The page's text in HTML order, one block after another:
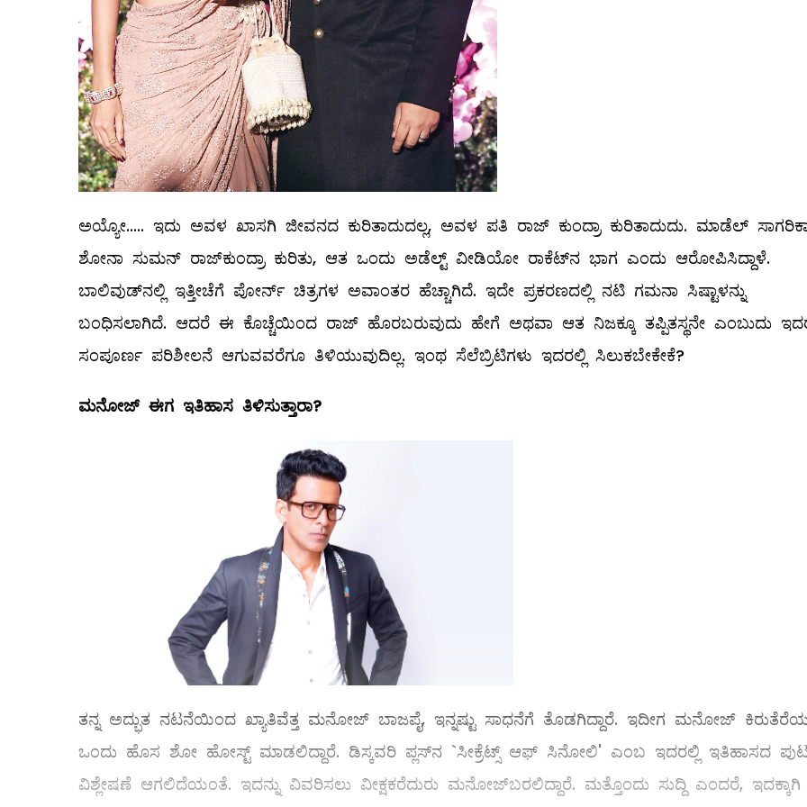
ಅಯ್ಯೋ..... ಇದು ಅವಳ ಖಾಸಗಿ ಜೀವನದ ಕುರಿತಾದುದಲ್ಲ, ಅವಳ ಪತಿ ರಾಜ್‌ ಕುಂದ್ರಾ ಕುರಿತಾದುದು. ಮಾಡೆಲ್
ಶೋನಾ ಸುಮನ್‌ ರಾಜ್‌ಕುಂದ್ರಾ ಕುರಿತು, ಆತ ಒಂದು ಅಡೆಲ್ಟ್ ವೀಡಿಯೋ ರಾಕೆಟ್‌ನ ಭಾಗ ಎಂದು ಆರೋಪಿಸಿದ್ದಾಳೆ.
ಬಾಲಿವುಡ್‌ನಲ್ಲಿ ಇತ್ತೀಚೆಗೆ ಪೋರ್ನ್‌ ಚಿತ್ರಗಳ ಅವಾಂತರ ಹೆಚ್ಚಾಗಿದೆ. ಇದೇ ಪ್ರಕರಣದಲ್ಲಿ ನಟಿ ಗಮನಾ ಸಿಷ್ಟಾಳನ್ನು
ಬಂಧಿಸಲಾಗಿದೆ. ಆದರೆ ಈ ಕೊಚ್ಚೆಯಿಂದ ರಾಜ್‌ ಹೊರಬರುವುದು ಹೇಗೆ ಅಥವಾ ಆತ ನಿಜಕ್ಕೂ ತಪ್ಪಿತಸ್ಥನೇ ಎಂಬುದು
ಸಂಪೂರ್ಣ ಪರಿಶೀಲನೆ ಆಗುವವರೆಗೂ ತಿಳಿಯುವುದಿಲ್ಲ. ಇಂಥ ಸೆಲೆಬ್ರಿಟಿಗಳು ಇದರಲ್ಲಿ ಸಿಲುಕಬೇಕೇಕೆ?
ಮನೋಜ್‌ ಈಗ ಇತಿಹಾಸ ತಿಳಿಸುತ್ತಾರಾ?
ತನ್ನ ಅದ್ಭುತ ನಟನೆಯಿಂದ ಖ್ಯಾತಿವೆತ್ತ ಮನೋಜ್‌ ಬಾಜಪೈ, ಇನ್ನಷ್ಟು ಸಾಧನೆಗೆ ತೊಡಗಿದ್ದಾರೆ. ಇದೀಗ ಮನೋಜ್
ಒಂದು ಹೊಸ ಶೋ ಹೋಸ್ಟ್ ಮಾಡಲಿದ್ದಾರೆ. ಡಿಸ್ಕವರಿ ಪ್ಲಸ್‌ನ `ಸೀಕ್ರೆಟ್ಸ್ ಆಫ್‌ ಸಿನೋಲಿ' ಎಂಬ ಇದರಲ್ಲಿ ಇತಿಹಾಸದ
ವಿಶ್ಲೇಷಣೆ ಆಗಲಿದೆಯಂತೆ. ಇದನ್ನು ವಿವರಿಸಲು ವೀಕ್ಷಕರೆದುರು ಮನೋಜ್‌ಬರಲಿದ್ದಾರೆ. ಮತ್ತೊಂದು ಸುದ್ದಿ ಎಂದರೆ,